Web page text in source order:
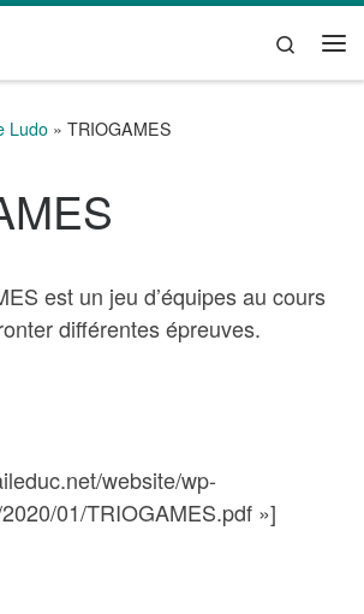
Search
Ludo » TRIOGAMES
est un jeu d’équipes au cours
différentes épreuves.
website/wp-
01/TRIOGAMES.pdf »]